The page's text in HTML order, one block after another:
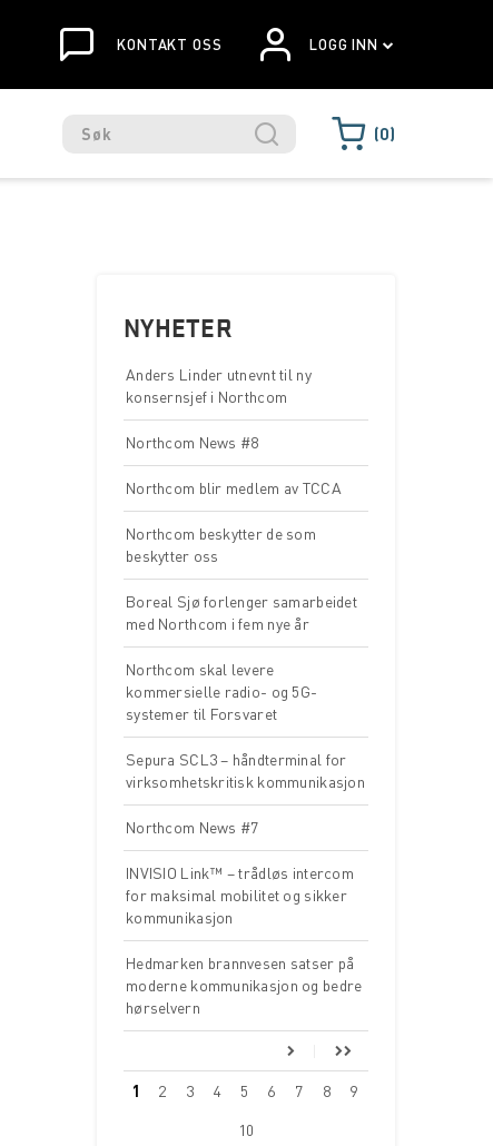
KONTAKT OSS LOGG INN
0
NYHETER
Anders Linder utnevnt til ny
konsernsjef i Northcom
Northcom News #8
Northcom blir medlem av TCCA
Northcom beskytter de som
beskytter oss
Boreal Sjø forlenger samarbeidet
med Northcom i fem nye år
Northcom skal levere
kommersielle radio- og 5G-
systemer til Forsvaret
Sepura SCL3 – håndterminal for
virksomhetskritisk kommunikasjon
Northcom News #7
INVISIO Link™ – trådløs intercom
for maksimal mobilitet og sikker
kommunikasjon
Hedmarken brannvesen satser på
moderne kommunikasjon og bedre
hørselvern
1 2 3 4 5 6 7 8 9
10